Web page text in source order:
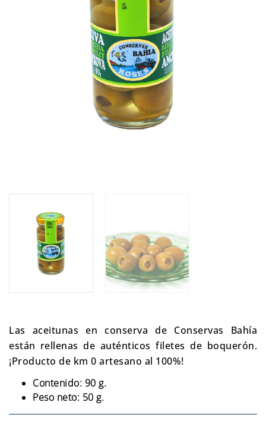
Las aceitunas en conserva de Conservas Bahía
están rellenas de auténticos filetes de boquerón.
¡Producto de km 0 artesano al 100%!
Contenido: 90 g.
Peso neto: 50 g.